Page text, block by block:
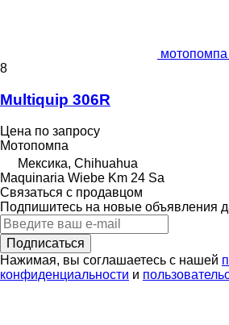
8
Multiquip 306R
Цена по запросу
Мотопомпа
Мексика, Chihuahua
Maquinaria Wiebe Km 24 Sa
Связаться с продавцом
Подпишитесь на новые объявления
Подписаться
Нажимая, вы соглашаетесь с нашей
конфиденциальности и